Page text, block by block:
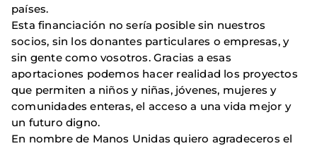
países.
Esta financiación no sería posible sin nuestros
socios, sin los donantes particulares o empresas, y
sin gente como vosotros. Gracias a esas
aportaciones podemos hacer realidad los proyectos
que permiten a niños y niñas, jóvenes, mujeres y
comunidades enteras, el acceso a una vida mejor y
un futuro digno.
En nombre de Manos Unidas quiero agradeceros el